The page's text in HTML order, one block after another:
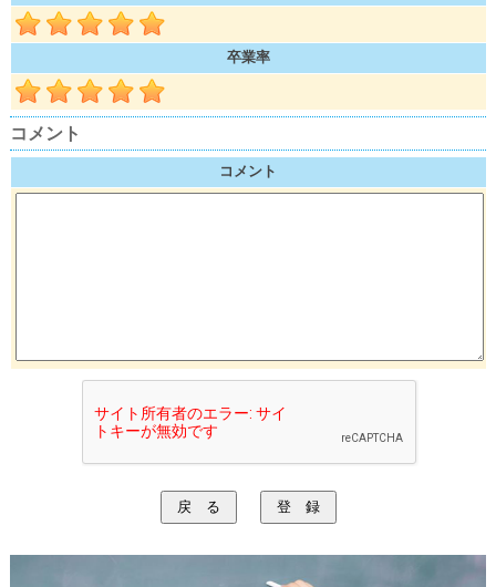
卒業率
コメント
コメント